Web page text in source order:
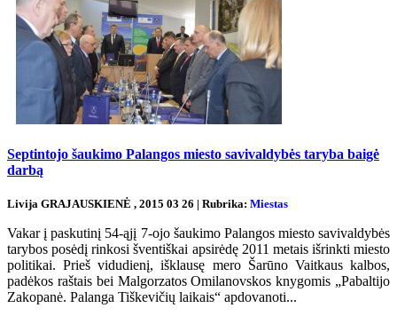
Septintojo šaukimo Palangos miesto savivaldybės taryba baigė
darbą
Livija GRAJAUSKIENĖ , 2015 03 26 | Rubrika: Miestas
Vakar į paskutinį 54-ąjį 7-ojo šaukimo Palangos miesto savivaldybės
tarybos posėdį rinkosi šventiškai apsirėdę 2011 metais išrinkti miesto
politikai. Prieš vidudienį, išklausę mero Šarūno Vaitkaus kalbos,
padėkos raštais bei Malgorzatos Omilanovskos knygomis „Pabaltijo
Zakopanė. Palanga Tiškevičių laikais“ apdovanoti...